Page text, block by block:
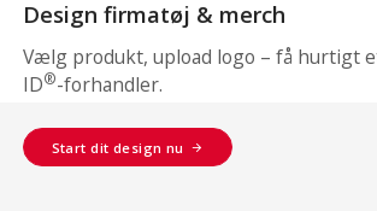
Design firmatøj & merch
Vælg produkt, upload logo – få hurtigt
ID®-forhandler.
Start dit design nu